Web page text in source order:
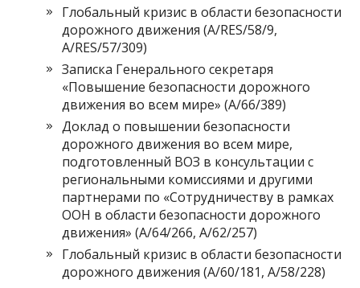
Глобальный кризис в области безопасности
дорожного движения (A/RES/58/9,
A/RES/57/309)
Записка Генерального секретаря
«Повышение безопасности дорожного
движения во всем мире» (A/66/389)
Доклад о повышении безопасности
дорожного движения во всем мире,
подготовленный ВОЗ в консультации с
региональными комиссиями и другими
партнерами по «Сотрудничеству в рамках
ООН в области безопасности дорожного
движения» (A/64/266, A/62/257)
Глобальный кризис в области безопасности
дорожного движения (A/60/181, A/58/228)